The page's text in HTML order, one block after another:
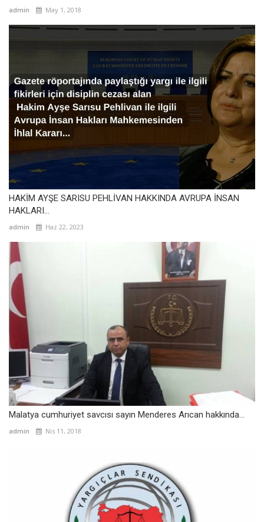
admin May 1, 2018
HAKİM AYŞE SARISU PEHLİVAN HAKKINDA AVRUPA İNSAN
HAKLARI...
admin Haz 22, 2023
Malatya cumhuriyet savcısı sayın Menderes Arıcan hakkında...
admin Nis 11, 2018